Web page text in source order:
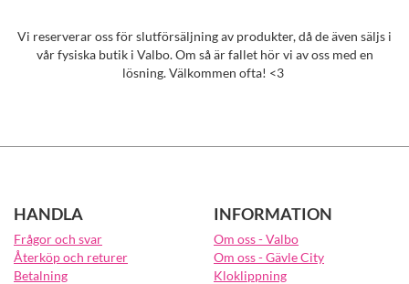
Vi reserverar oss för slutförsäljning av produkter, då de även säljs i
vår fysiska butik i Valbo. Om så är fallet hör vi av oss med en
lösning. Välkommen ofta! <3
HANDLA
Frågor och svar
Återköp och returer
Betalning
INFORMATION
Om oss - Valbo
Om oss - Gävle City
Kloklippning